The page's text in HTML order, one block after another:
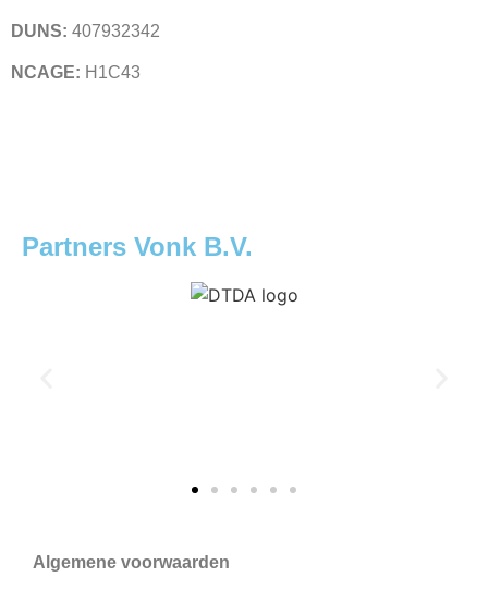
DUNS: 407932342
NCAGE: H1C43
Partners Vonk B.V.
Algemene voorwaarden